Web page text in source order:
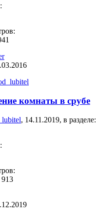
комнаты в срубе
, 14.11.2019, в разделе:
913